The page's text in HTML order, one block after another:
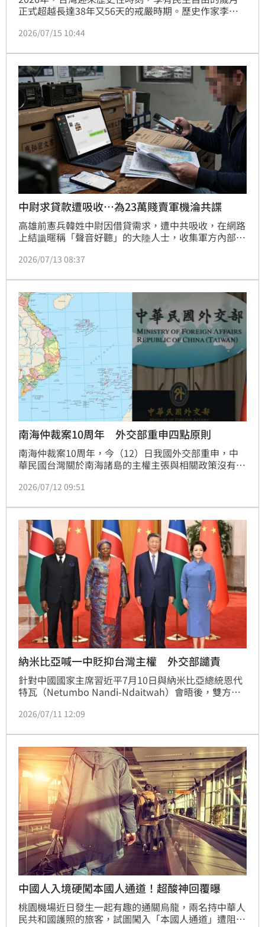
正式超越長達38年又56天的戒嚴時期。歷史作家李文
美國施壓、情治系統失控及內外夾擊下的被動妥協。解
在傷口癒合中野蠻生長。李文成強調，戒嚴時期並非民
風純樸，民眾對威權時代的懷舊多屬記憶偏差。隨著自
由歲月正式跨越威權陰影，這段長達13935天的抗爭
史，提醒現代台灣人民主並非理所當然，若因體制不完
美而對獨裁產生幻想，將愧對為自由奮鬥的靈魂。台灣
距離獨裁其實很近，鞏固民主基石仍是當代最重要的課
題。
2026/07/15 10:44
中尉求貸款遭吸收…為23萬賤賣軍機淪共諜
高雄前憲兵韓姓中尉因借貸需求，遭中共吸收，在網路
上結識暱稱「聲音好聽」的大陸人士，收集軍方內部應
的泰達幣。此案，韓男被依法起訴，向法院建請重量
出境、出海，明天（14日）起延長8個月。
2026/07/13 08:37
南海仲裁案10周年 外交部重申四點原則
南海仲裁案10周年，今（12）日我國外交部重申，中
華民國台灣關於南海諸島的主權主張與相關政策沒有改
捍衛漁權、參與多邊協商、科學合作、人道救援及鼓勵
促進南海穩定，維護南海地區和平、人道、生態、永續
及繁榮的價值。
2026/07/12 09:51
納米比亞喊一中貶抑台灣主權 外交部譴責
針對中國國家主席習近平7月10日與納米比亞總統恩代
特瓦（Netumbo Nandi-Ndaitwah）會晤後，雙方共
對於此種貶抑我國主權之不實論述，予以嚴正駁斥。
共和國互不隸屬，台灣更從來不是中華人民共和國的一
部分，這是國際社會普遍認知的客觀事實，也是當前台
海現狀，絕不會因任何國家的片面宣稱而改變。
2026/07/11 12:09
中國人入境硬闖本國人通道！超酸神回覆曝
桃園機場近日發生一起有趣的通關烏龍，兩名持中華人
民共和國護照的旅客，試圖闖入「本國人通道」遭阻。